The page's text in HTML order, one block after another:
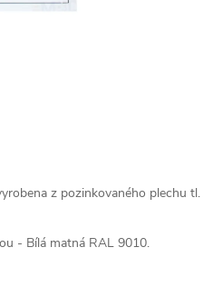
z pozinkovaného plechu tl.
- Bílá matná RAL 9010.